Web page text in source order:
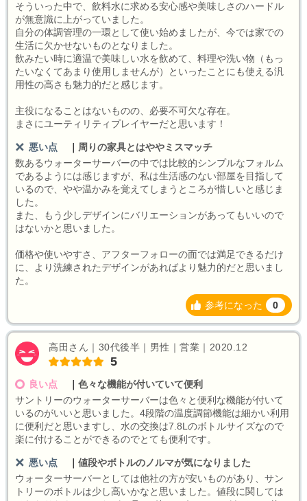
そういった中で、飲料水に求める安心感や美味しさのハードル
が無意識に上がっていました。
自分の体調管理の一環として使い始めましたが、今では家での
生活に欠かせないものとなりました。
飲みたい時に適温で美味しい水を飲めて、料理や洗い物（もっ
たいなくてあまり使用しませんが）といったことにも使える汎
用性の高さも魅力的だと感じます。
主役になることはないものの、必要不可欠な存在。
まさにユーティリティプレイヤーだと思います！
悪い点
周りの家具とはややミスマッチ
数あるウォーターサーバーの中では比較的シンプルなフォルム
であるようには感じますが、私は生活感のない部屋を目指して
いるので、やや温かみを覚えてしまうところが惜しいと感じま
した。
また、もう少しデザインにバリエーションがあってもいいので
はないかと思いました。
価格や使いやすさ、アフターフォローの面では満足できるだけ
に、より洗練されたデザインがあればより魅力的だと思いまし
た。
参考になった 0
高田さん｜30代後半｜男性｜営業｜2020.12
5
良い点
色々な機能が付いていて便利
サントリーのウォーターサーバーは色々と便利な機能が付いて
いるのがいいと思いました。4段階の温度調節機能は細かい利用
に便利だと思いますし、水の交換は7.8Lのボトルサイズなので
楽に付けることができるのでとても便利です。
悪い点
値段やボトルのノルマが気になりました
ウォーターサーバーとしては他社の方が安いものがあり、サン
トリーのボトルは少し高いかなと思いました。値段に関しては